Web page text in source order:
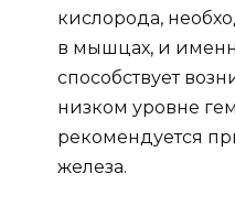
кислорода,
в мышцах, и
способствует
низком уровне
рекомендуется
железа.